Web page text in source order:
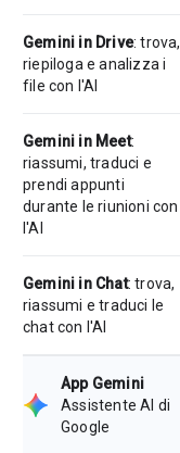
Gemini in Drive: trova,
riepiloga e analizza i
file con l'AI
Gemini in Meet:
riassumi, traduci e
prendi appunti
durante le riunioni con
l'AI
Gemini in Chat: trova,
riassumi e traduci le
chat con l'AI
App Gemini
Assistente AI di
Google